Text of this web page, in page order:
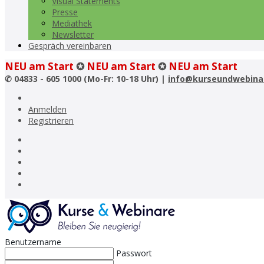
Presse
Mediathek
Newsletter
Gespräch vereinbaren
NEU am Start ✪ NEU am Start ✪ NEU am Start
✆ 04833 - 605 1000 (Mo-Fr: 10-18 Uhr) |
Anmelden
Registrieren
Benutzername
Passwort